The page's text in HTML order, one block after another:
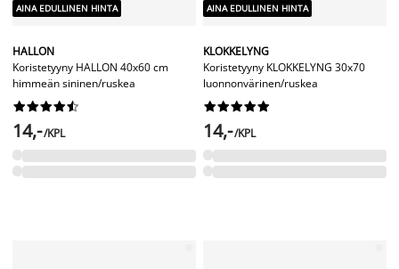
AINA EDULLINEN HINTA
HALLON
Koristetyyny HALLON 40x60 cm
himmeän sininen/ruskea






14,-/KPL
AINA EDULLINEN HINTA
KLOKKELYNG
Koristetyyny KLOKKELYNG 30x70
luonnonvärinen/ruskea






14,-/KPL